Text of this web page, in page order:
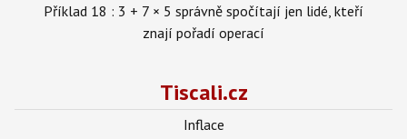
Příklad 18 : 3 + 7 × 5 správně spočítají jen lidé, kteří
znají pořadí operací
Tiscali.cz
Inflace